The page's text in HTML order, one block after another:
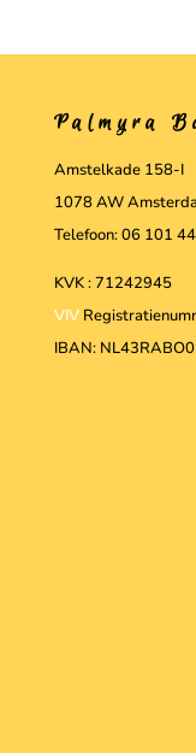
Palmyra
Amstelkade 158-I
1078 AW
Telefoon: 06 101
KVK : 71242945
VIV
IBAN: